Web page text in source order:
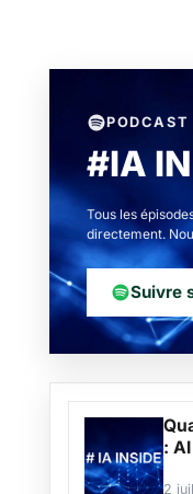
PODCAST
#IA
Tous les
directement.
Suivre
:
2